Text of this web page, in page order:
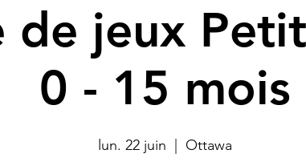
de jeux
0 - 15 mois
lun. 22 juin Ottawa